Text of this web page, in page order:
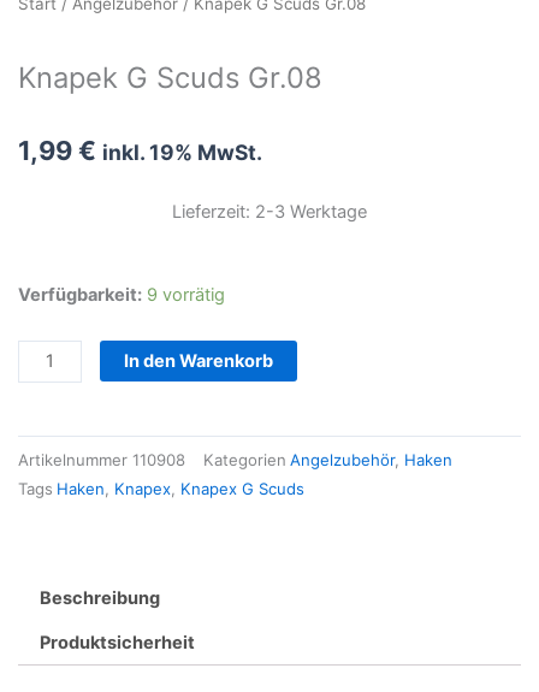
Knapek G Scuds Gr.08
1,99€ inkl. 19% MwSt.
Lieferzeit: 2-3 Werktage
Verfügbarkeit: 9 vorrätig
Knapek
Scuds
Gr.08
In den Warenkorb
Artikelnummer 110908 Kategorien Angelzubehör, Haken
Tags Haken Knapex Knapex G Scuds
Beschreibung
Produktsicherheit